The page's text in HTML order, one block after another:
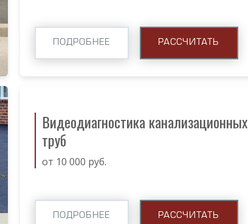
ПОДРОБНЕЕ РАССЧИТАТЬ
Видеодиагностика канализационных
труб
от 10 000 руб.
ПОДРОБНЕЕ РАССЧИТАТЬ